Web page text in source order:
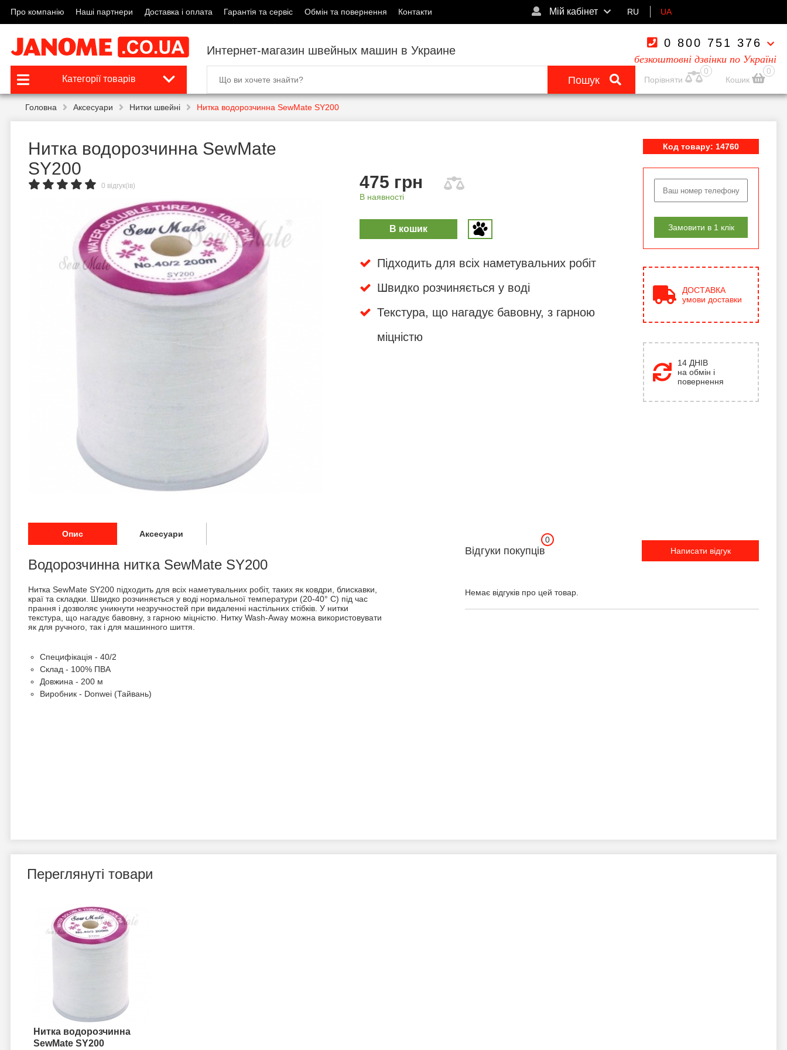
Про компанію Наші партнери Доставка і оплата Гарантія та сервіс Обмін та повернення Контакти Мій кабінет RU UA
Интернет-магазин швейных машин в Украине
0 800 751 376
безкоштовні дзвінки по Україні
Категорії товарів Пошук
0
Порівняти
0
Кошик
Головна Аксесуари Нитки швейні Нитка водорозчинна SewMate SY200
Нитка водорозчинна SewMate
SY200
0 відгук(ів) 475 грн
В наявності
В кошик
Підходить для всіх наметувальних робіт
Швидко розчиняється у воді
Текстура, що нагадує бавовну, з гарною
міцністю
Код товару: 14760
Замовити в 1 клік
ДОСТАВКА
умови доставки
14 ДНІВ
на обмін і
повернення
Опис Аксесуари
Водорозчинна нитка SewMate SY200
Нитка SewMate SY200 підходить для всіх наметувальних робіт, таких як ковдри, блискавки,
краї та складки. Швидко розчиняється у воді нормальної температури (20-40° C) під час
прання і дозволяє уникнути незручностей при видаленні настільних стібків. У нитки
текстура, що нагадує бавовну, з гарною міцністю. Нитку Wash-Away можна використовувати
як для ручного, так і для машинного шиття.
Специфікація - 40/2
Склад - 100% ПВА
Довжина - 200 м
Виробник - Donwei (Тайвань)
Відгуки покупців
0
Написати відгук
Немає відгуків про цей товар.
Переглянуті товари
Нитка водорозчинна
SewMate SY200